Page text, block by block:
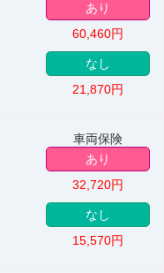
あり
60,460円
なし
21,870円
車両保険
あり
32,720円
なし
15,570円